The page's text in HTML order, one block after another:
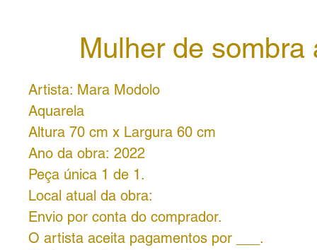
Mulher de sombra
Artista: Mara Modolo
Aquarela
Altura 70 cm x Largura 60 cm
Ano da obra: 2022
Peça única 1 de 1.
Local atual da obra:
Envio por conta do comprador.
O artista aceita pagamentos por ___.